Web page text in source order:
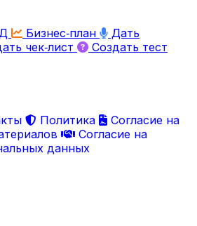
Бизнес‑план
Дать
чек‑лист Создать тест
Политика
Согласие на
Согласие на
данных